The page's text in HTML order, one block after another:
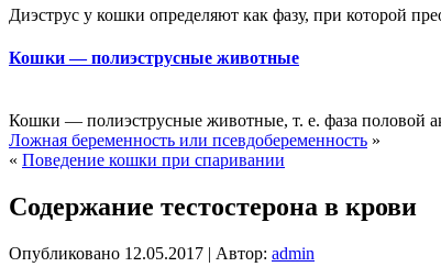
Диэструс у кошки определяют как фазу, при которой
Кошки — полиэструсные животные
Кошки — полиэструсные животные, т. е. фаза половой
Ложная беременность или псевдобеременность »
« Поведение кошки при спаривании
Содержание тестостерона в крови
Опубликовано 12.05.2017 | Автор: admin